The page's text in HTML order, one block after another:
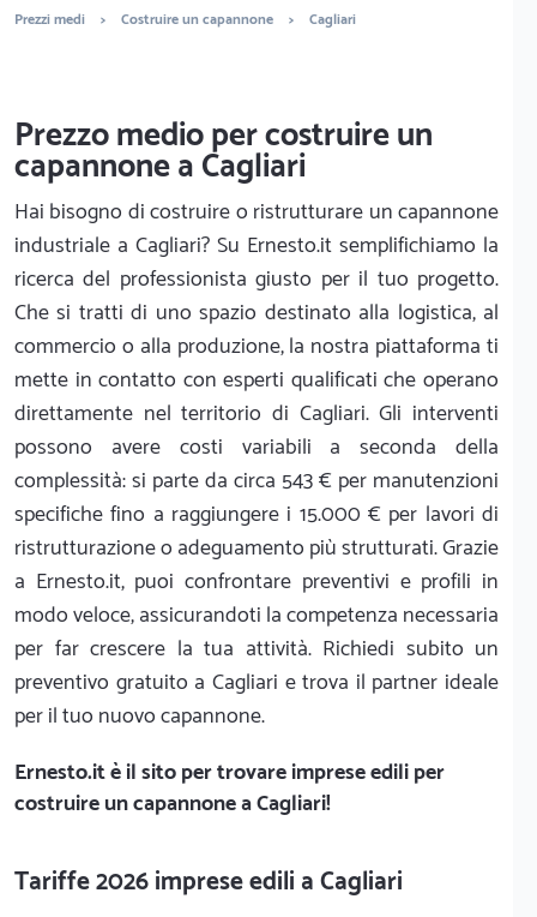
Prezzi medi > Costruire un capannone > Cagliari
Prezzo medio per costruire un
capannone a Cagliari
Hai bisogno di costruire o ristrutturare un capannone
industriale a Cagliari? Su Ernesto.it semplifichiamo la
ricerca del professionista giusto per il tuo progetto.
Che si tratti di uno spazio destinato alla logistica, al
commercio o alla produzione, la nostra piattaforma ti
mette in contatto con esperti qualificati che operano
direttamente nel territorio di Cagliari. Gli interventi
possono avere costi variabili a seconda della
complessità: si parte da circa 543 € per manutenzioni
specifiche fino a raggiungere i 15.000 € per lavori di
ristrutturazione o adeguamento più strutturati. Grazie
a Ernesto.it, puoi confrontare preventivi e profili in
modo veloce, assicurandoti la competenza necessaria
per far crescere la tua attività. Richiedi subito un
preventivo gratuito a Cagliari e trova il partner ideale
per il tuo nuovo capannone.
Ernesto.itè il sito per trovare imprese edili per
costruire un capannone a Cagliari!
Tariffe 2026 imprese edili a Cagliari